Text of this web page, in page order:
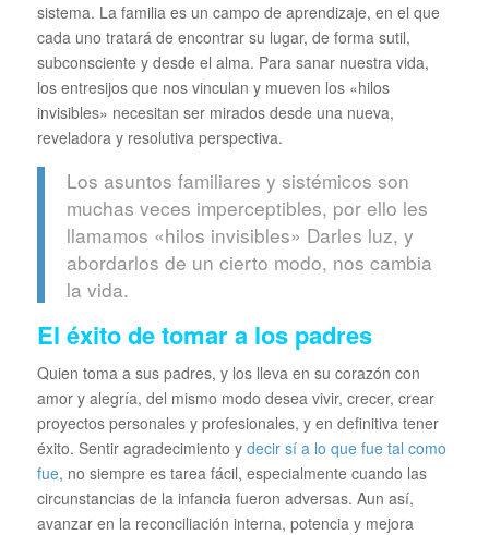
sistema. La familia es un campo de aprendizaje, en el que
cada uno tratará de encontrar su lugar, de forma sutil,
subconsciente y desde el alma. Para sanar nuestra vida,
los entresijos que nos vinculan y mueven los «hilos
invisibles» necesitan ser mirados desde una nueva,
reveladora y resolutiva perspectiva.
Los asuntos familiares y sistémicos son
muchas veces imperceptibles, por ello les
llamamos «hilos invisibles» Darles luz, y
abordarlos de un cierto modo, nos cambia
la vida.
El éxito de tomar a los padres
Quien toma a sus padres, y los lleva en su corazón con
amor y alegría, del mismo modo desea vivir, crecer, crear
proyectos personales y profesionales, y en definitiva tener
éxito. Sentir agradecimiento y decir sí a lo que fue tal como
fue, no siempre es tarea fácil, especialmente cuando las
circunstancias de la infancia fueron adversas. Aun así,
avanzar en la reconciliación interna, potencia y mejora